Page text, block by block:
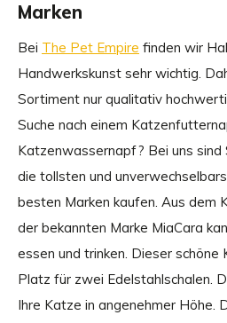
Marken
Bei The Pet Empire finden wir
Handwerkskunst sehr wichtig.
Sortiment nur qualitativ
Suche nach einem
Katzenwassernapf? Bei uns sind
die tollsten und
besten Marken kaufen. Aus dem
der bekannten Marke MiaCara
essen und trinken. Dieser
Platz für zwei Edelstahlschalen.
Ihre Katze in angenehmer Höhe.